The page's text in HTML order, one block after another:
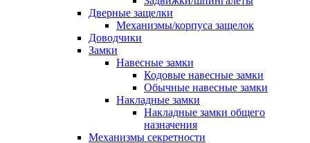
Дверные защелки
Механизмы/корпуса защелок
Доводчики
Замки
Навесные замки
Кодовые навесные замки
Обычные навесные замки
Накладные замки
Накладные замки общего
назначения
Механизмы секретности